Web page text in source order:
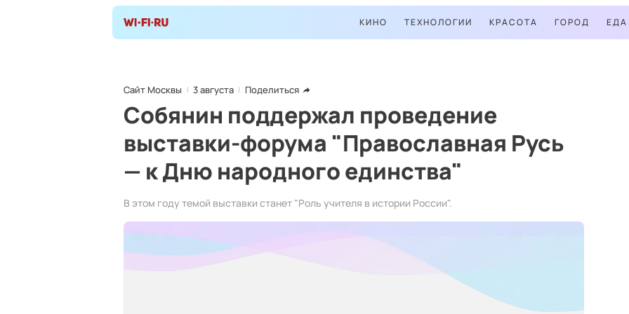
КИНО ТЕХНОЛОГИИ КРАСОТА ГОРОД ЕДА
Сайт Москвы 3 августа Поделиться
Собянин поддержал проведение
выставки-форума "Православная Русь
— к Дню народного единства"
В этом году темой выставки станет "Роль учителя в истории России".